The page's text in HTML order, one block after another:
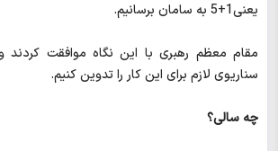
یعنی1+5 به سامان برسانیم.
مقام معظم رهبری با این نگاه موافقت کردند
سناریوی لازم برای این کار را تدوین کنیم.
چه سالی؟